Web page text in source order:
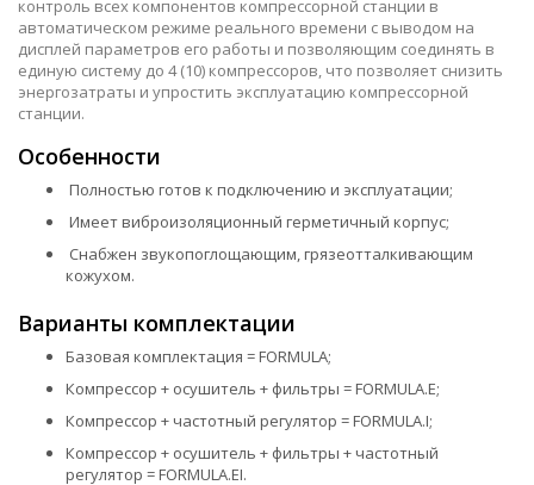
контроль всех компонентов компрессорной станции в
автоматическом режиме реального времени с выводом на
дисплей параметров его работы и позволяющим соединять в
единую систему до 4 (10) компрессоров, что позволяет снизить
энергозатраты и упростить эксплуатацию компрессорной
станции.
Особенности
Полностью готов к подключению и эксплуатации;
Имеет виброизоляционный герметичный корпус;
Снабжен звукопоглощающим, грязеотталкивающим
кожухом.
Варианты комплектации
Базовая комплектация = FORMULA;
Компрессор + осушитель + фильтры = FORMULA.E;
Компрессор + частотный регулятор = FORMULA.I;
Компрессор + осушитель + фильтры + частотный
регулятор = FORMULA.EI.